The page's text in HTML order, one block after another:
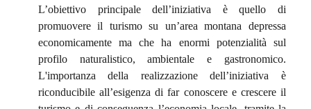
L’obiettivo principale dell’iniziativa è quello di
promuovere il turismo su un’area montana depressa
economicamente ma che ha enormi potenzialità sul
profilo naturalistico, ambientale e gastronomico.
L'importanza della realizzazione dell’iniziativa è
riconducibile all’esigenza di far conoscere e crescere il